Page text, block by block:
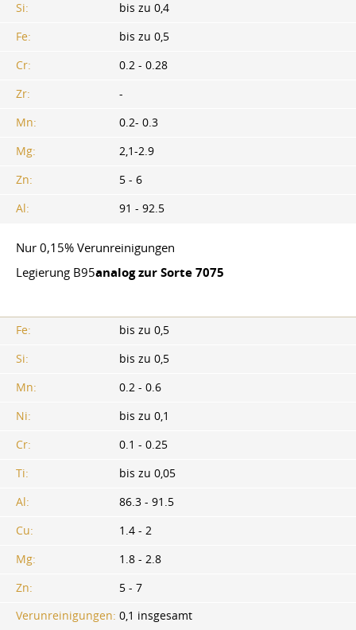
Si:
bis zu 0,4
Fe:
bis zu 0,5
Cr:
0.2 - 0.28
Zr:
-
Mn:
0.2- 0.3
Mg:
2,1-2.9
Zn:
5 - 6
Al:
91 - 92.5
Nur 0,15% Verunreinigungen
Legierung B95analog zur Sorte 7075
Fe:
bis zu 0,5
Si:
bis zu 0,5
Mn:
0.2 - 0.6
Ni:
bis zu 0,1
Cr:
0.1 - 0.25
Ti:
bis zu 0,05
Al:
86.3 - 91.5
Cu:
1.4 - 2
Mg:
1.8 - 2.8
Zn:
5 - 7
Verunreinigungen: 0,1 insgesamt